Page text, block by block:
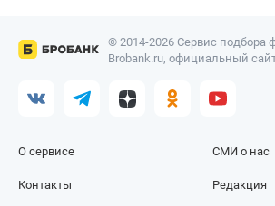
© 2014-2026 Сервис подбора
Brobank.ru, официальный
О сервисе
Контакты
СМИ о нас
Редакция